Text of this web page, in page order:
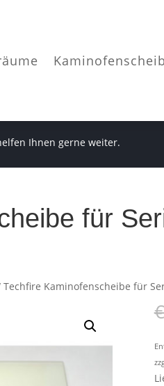
Ihnen gerne weiter.
für
Techfire Kaminofenscheibe für
€